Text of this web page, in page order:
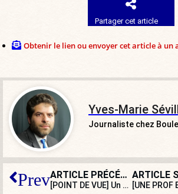
Partager cet article
Obtenir le lien ou envoyer cet article à un
Yves-Marie
Journaliste chez
Prev ARTICLE PRÉCÉDENT
[POINT DE VUE] Un référendum sur l’immigration : Villiers lance une pétition